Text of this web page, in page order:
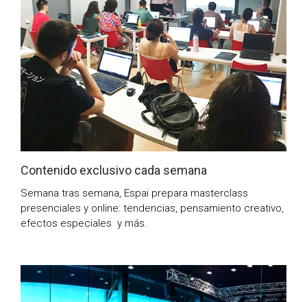
Contenido exclusivo cada semana
Semana tras semana, Espai prepara masterclass
presenciales y online: tendencias, pensamiento creativo,
efectos especiales y más.